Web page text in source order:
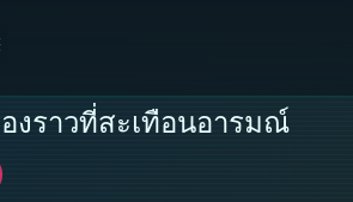
องราวที่สะเทือนอารมณ์